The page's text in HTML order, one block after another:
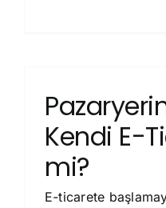
Kendi E-
mi?
E-ticarete